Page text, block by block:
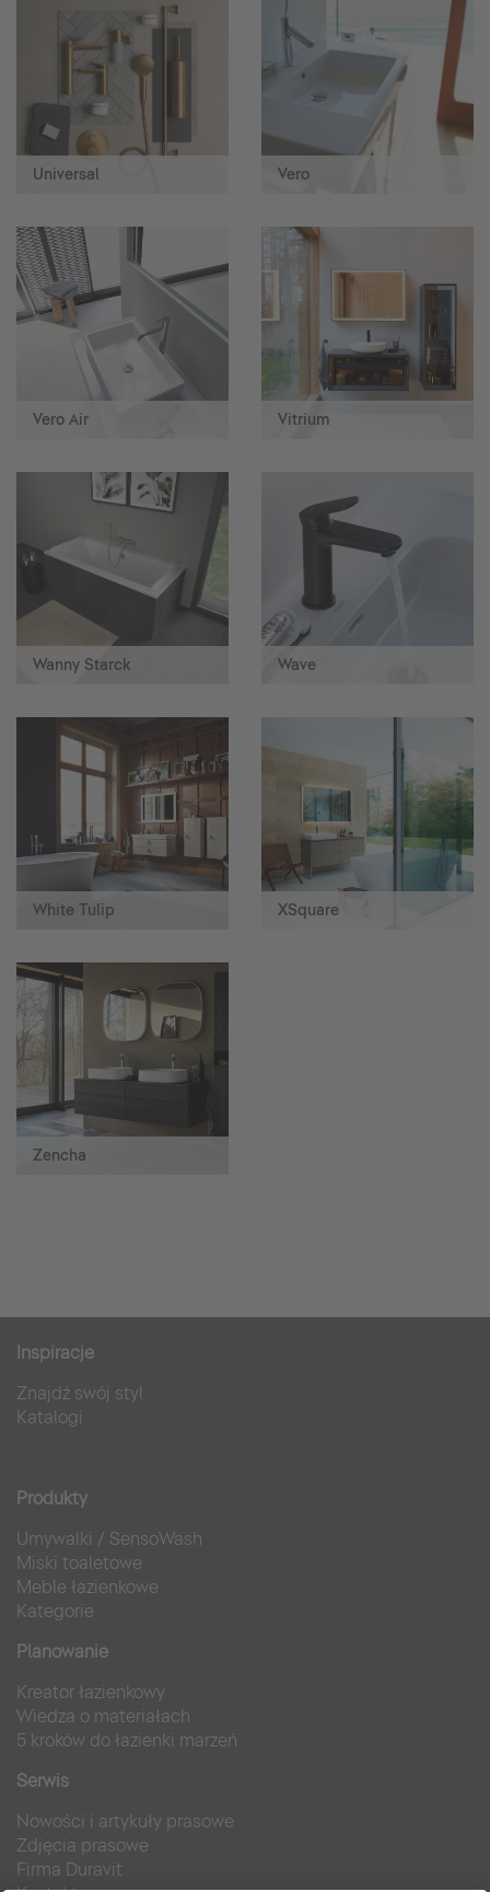
Universal Vero
Vero Air Vitrium
Wanny Starck Wave
White Tulip XSquare
Zencha
Inspiracje
Znajdź swój styl
Katalogi
Produkty
Umywalki / SensoWash
Miski toaletowe
Meble łazienkowe
Kategorie
Planowanie
Kreator łazienkowy
Wiedza o materiałach
5 kroków do łazienki marzeń
Serwis
Nowości i artykuły prasowe
Zdjęcia prasowe
Firma Duravit